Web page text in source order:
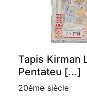
Tapis Kirman
Pentateu [...]
20ème siècle